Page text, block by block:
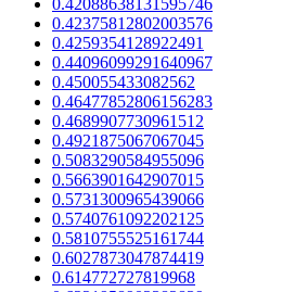
0.42375812802003576
0.4259354128922491
0.44096099291640967
0.450055433082562
0.46477852806156283
0.4689907730961512
0.4921875067067045
0.5083290584955096
0.5663901642907015
0.5731300965439066
0.5740761092202125
0.5810755525161744
0.6027873047874419
0.614772727819968